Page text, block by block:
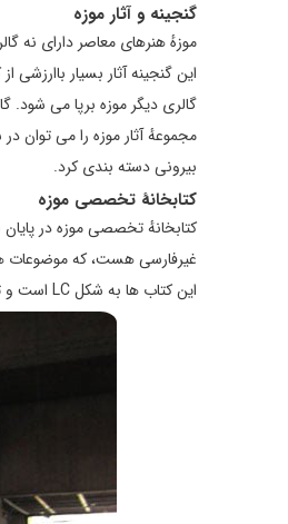
گنجینه و آثار موزه
موزهٔ هنرهای معاصر دارای نه
این گنجینه آثار بسیار
گالری دیگر موزه برپا می‌ شود.
مجموعهٔ آثار موزه را می‌ توان
بیرونی دسته‌ بندی کرد.
کتابخانهٔ تخصصی موزه
غیرفارسی هست، که موضوعات
این کتاب‌ ها به شکل LC است و تنها اعضا می‌ توانند از آن استفاده کنند. عضویت در این کتابخانه، ویژهٔ دانشجویان و پژوهشگران رشتهٔ هنر است.